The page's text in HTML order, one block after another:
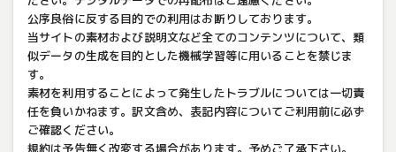
公序良俗に反する目的での利用はお断りしております。
当サイトの素材および説明文など全てのコンテンツについて、類
似データの生成を目的とした機械学習等に用いることを禁じま
す。
素材を利用することによって発生したトラブルについては一切責
任を負いかねます。訳文含め、表記内容についてご利用前に必ず
ご確認ください。
規約は予告無く改変する場合があります。予めご了承下さい。